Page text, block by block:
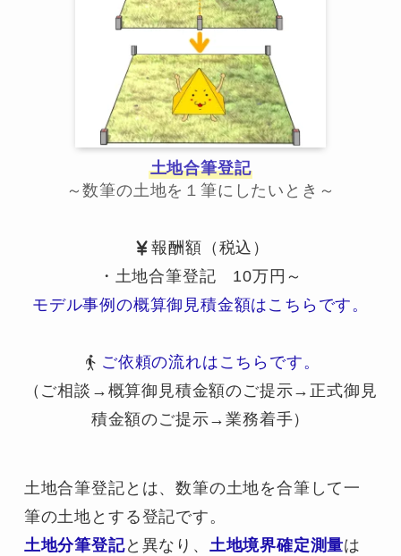
土地合筆登記
～数筆の土地を１筆にしたいとき～
報酬額（税込）
・土地合筆登記 10万円～
モデル事例の概算御見積金額はこちらです。
ご依頼の流れはこちらです。
（ご相談→概算御見積金額のご提示→正式御見
積金額のご提示→業務着手）
土地合筆登記とは、数筆の土地を合筆して一
筆の土地とする登記です。
土地分筆登記と異なり、 土地境界確定測量は